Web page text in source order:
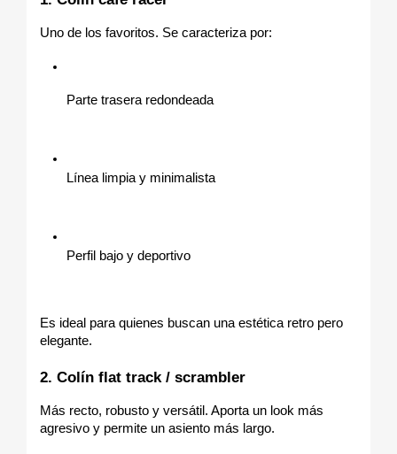
Uno de los favoritos. Se caracteriza por:
Parte trasera redondeada
Línea limpia y minimalista
Perfil bajo y deportivo
Es ideal para quienes buscan una estética retro pero
elegante.
2. Colín flat track / scrambler
Más recto, robusto y versátil. Aporta un look más
agresivo y permite un asiento más largo.